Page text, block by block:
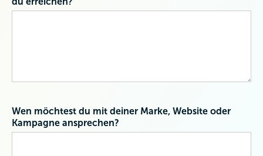
Wen möchtest du mit deiner Marke, Website oder
Kampagne ansprechen?